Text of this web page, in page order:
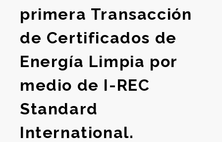
primera Transacción
de Certificados de
Energía Limpia por
medio de I-REC
Standard
International.